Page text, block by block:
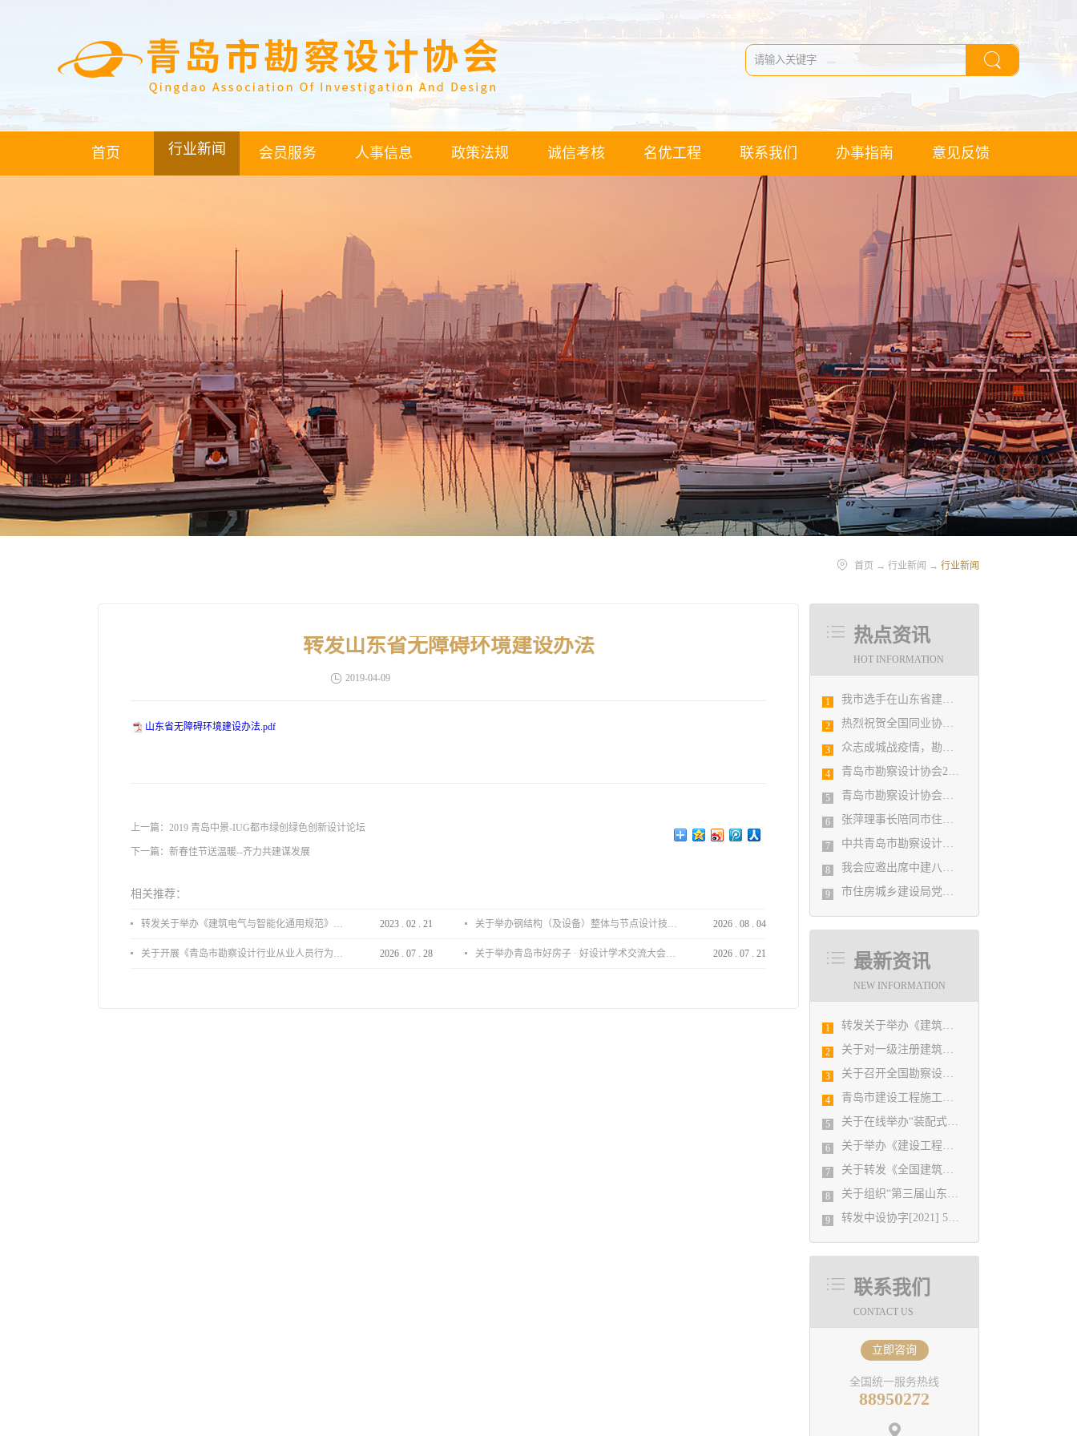
首页 行业新闻 会员服务 人事信息 政策法规 诚信考核 名优工程 联系我们 办事指南 意见反馈
首页 → 行业新闻 → 行业新闻
热点资讯
HOT INFORMATION
1 我市选手在山东省建筑设计BIM技术应用技能竞赛取得佳绩
2 热烈祝贺全国同业协会共庆新中国成立七十周年大会在广州成功举办 我市工程勘察设计行业获得多项荣誉称号
3 众志成城战疫情，勘察设计行业在行动
4 青岛市勘察设计协会2020年度第一次理事会顺利召开
5 青岛市勘察设计协会陪同市住房和城乡建设局刘波副局长走访调研会员单位
6 张萍理事长陪同市住房和城乡建设局赴陇南开展东西部扶贫协作工作
7 中共青岛市勘察设计协会党支部日前召开民主生活会
8 我会应邀出席中建八局四公司设计管理研究院揭牌仪式
9 市住房城乡建设局党组书记、局长陈勇调研市勘察设计协会及所属审图机构
最新资讯
NEW INFORMATION
1 转发关于举办《建筑电气与智能化通用规范》 GB55024-2022公益宣贯的通知
2 关于对一级注册建筑师、勘察设计注册工程师注册申报及相关业务办理的通知
3 关于召开全国勘察设计行业信息化工作交流会暨中国勘察设计协会信息化推进工作委员会2019年年会的通知
4 青岛市建设工程施工图设计审查有限公司 业务办理温馨提示
5 关于在线举办“装配式建筑技术发展与应用”培训班的通知
6 关于举办《建设工程消防设计审查验收管理暂行规定》实施细则宣贯与第三方消防服务机构检测验收全过程实务操作专题培训班的通知
7 关于转发《全国建筑设计行业创新创优学术峰会11月13日在重庆召开》的通知
8 关于组织“第三届山东省城市建设博览会”集中观展活动的通知
9 转发中设协字[2021] 52号关于印发《工程勘察、建筑设计行业和市政公用工程优秀勘察设计奖评选办法》的通知
联系我们
CONTACT US
立即咨询
全国统一服务热线
88950272
转发山东省无障碍环境建设办法
2019-04-09
山东省无障碍环境建设办法.pdf
上一篇： 2019 青岛中景-IUG都市绿创绿色创新设计论坛
下一篇： 新春佳节送温暖--齐力共建谋发展
相关推荐：
转发关于举办《建筑电气与智能化通用规范》 GB55024-2022公益宣贯的通知 2023 . 02 . 21 关于举办钢结构（及设备）整体与节点设计技术分享会的通知 2026 . 08 . 04
关于开展《青岛市勘察设计行业从业人员行为导则》、《青岛市住宅工程设计审查品质提升指引（2026版）》宣贯活动的通知 2026 . 07 . 28 关于举办青岛市好房子 · 好设计学术交流大会的通知 2026 . 07 . 21